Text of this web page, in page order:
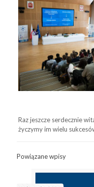
Raz jeszcze serdecznie
życzymy im wielu
Powiązane wpisy